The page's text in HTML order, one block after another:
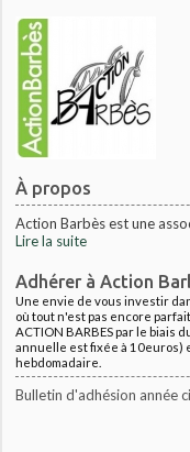
À propos
Action Barbès est une
Lire la suite
Adhérer à Action
Une envie de vous investir
où tout n'est pas encore
ACTION BARBES par le biais
annuelle est fixée à 10euros)
hebdomadaire.
Bulletin d'adhésion année